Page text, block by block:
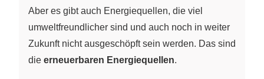
Aber es gibt auch Energiequellen, die viel
umweltfreundlicher sind und auch noch in weiter
Zukunft nicht ausgeschöpft sein werden. Das sind
die erneuerbaren Energiequellen.